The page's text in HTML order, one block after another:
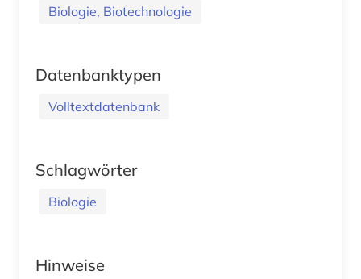
Biologie, Biotechnologie
Datenbanktypen
Volltextdatenbank
Schlagwörter
Biologie
Hinweise